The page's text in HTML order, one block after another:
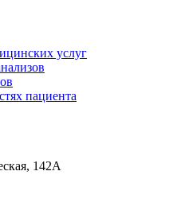
услуг
пациента
142А